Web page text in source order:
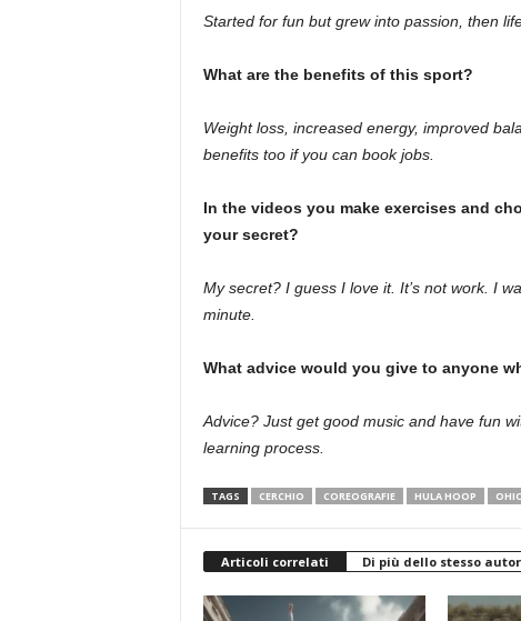
Started for fun but grew into passion, then
What are the benefits of this sport?
Weight loss, increased energy, improved
benefits too if you can book jobs.
In the videos you make exercises and
your secret?
My secret? I guess I love it. It’s not work. I
minute.
What advice would you give to anyone
Advice? Just get good music and have fun
learning process.
TAGS CERCHIO COREOGRAFIE HULA HOOP
Articoli correlati Di più dello stesso